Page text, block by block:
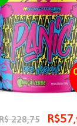
228,75 R$57